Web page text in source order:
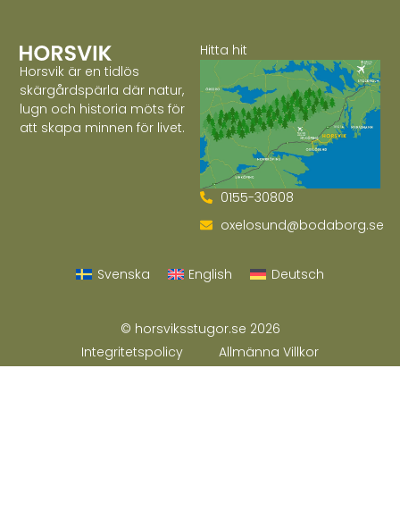
Horsvik är en tidlös
skärgårdspärla där natur,
lugn och historia möts för
att skapa minnen för livet.
Hitta hit
0155-30808
oxelosund@bodaborg.se
Svenska English Deutsch
© horsviksstugor.se 2026
Integritetspolicy
Allmänna Villkor